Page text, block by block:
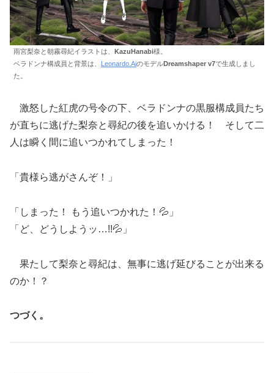
雨宮梨奈と朝霧尋紀イラストは、 KazuHanabi様。
ベラドンナ構成員と背景は、
Leonardo.AiのモデルDreamshaper v7で生成しまし
た。
激怒した紅虎の号令の下、ベラドンナの黒服構成員たち
が直ちに逃げた梨奈と尋紀の後を追いかける！ そして二
人は瞬く間に追いつかれてしまった！
「貴様ら逃がさんぞ！」
「しまった！ もう追いつかれた！💦」
「ど、どうしようッ…!!💦」
果たして梨奈と尋紀は、無事に逃げ延びることが出来る
のか！？
つづく。